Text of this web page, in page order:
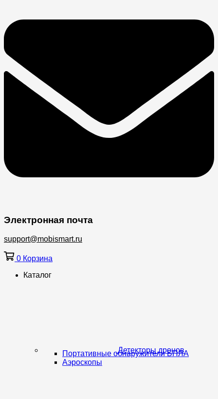
Электронная почта
support@mobismart.ru
0 Корзина
Каталог
Детекторы дронов
Портативные обнаружители БПЛА
Аэроскопы